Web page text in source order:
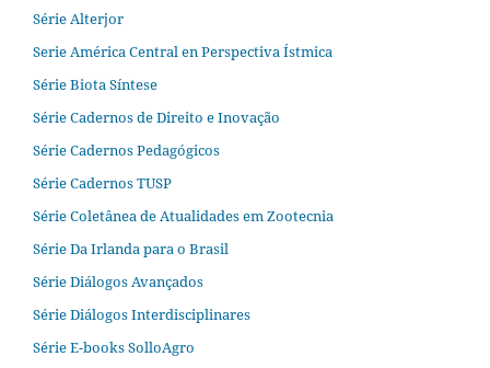
Série Alterjor
Serie América Central en Perspectiva Ístmica
Série Biota Síntese
Série Cadernos de Direito e Inovação
Série Cadernos Pedagógicos
Série Cadernos TUSP
Série Coletânea de Atualidades em Zootecnia
Série Da Irlanda para o Brasil
Série Diálogos Avançados
Série Diálogos Interdisciplinares
Série E-books SolloAgro